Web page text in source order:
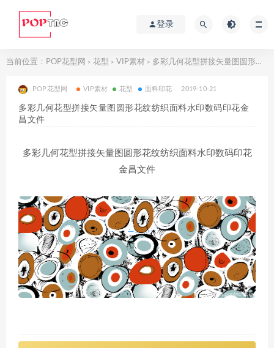
登录
当前位置： POP花型网 > 花型 > VIP素材 > 多彩几何花型拼接矢量图圆形花纹纺织面料水印数码印花金昌文件
POP花型网 VIP素材 花型 面料印花 2019-10-21
多彩几何花型拼接矢量图圆形花纹纺织面料水印数码印花金
昌文件
多彩几何花型拼接矢量图圆形花纹纺织面料水印数码印花
金昌文件